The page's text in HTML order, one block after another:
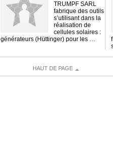
TRUMPF SARL
fabrique des outils
s’utilisant dans la
réalisation de
cellules solaires :
générateurs (Hüttinger) pour les …
HAUT DE PAGE